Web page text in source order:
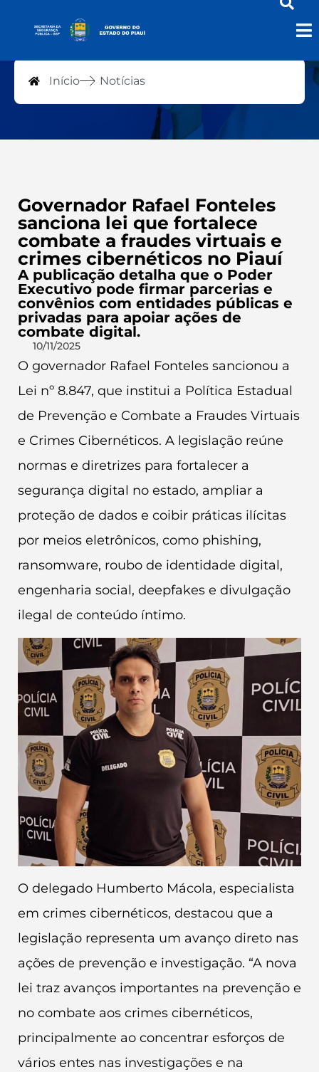
Notícias
Início Notícias
Governador Rafael Fonteles
sanciona lei que fortalece
combate a fraudes virtuais e
crimes cibernéticos no Piauí
A publicação detalha que o Poder
Executivo pode firmar parcerias e
convênios com entidades públicas e
privadas para apoiar ações de
combate digital.
10/11/2025
O governador Rafael Fonteles sancionou a
Lei nº 8.847, que institui a Política Estadual
de Prevenção e Combate a Fraudes Virtuais
e Crimes Cibernéticos. A legislação reúne
normas e diretrizes para fortalecer a
segurança digital no estado, ampliar a
proteção de dados e coibir práticas ilícitas
por meios eletrônicos, como phishing,
ransomware, roubo de identidade digital,
engenharia social, deepfakes e divulgação
ilegal de conteúdo íntimo.
O delegado Humberto Mácola, especialista
em crimes cibernéticos, destacou que a
legislação representa um avanço direto nas
ações de prevenção e investigação. “A nova
lei traz avanços importantes na prevenção e
no combate aos crimes cibernéticos,
principalmente ao concentrar esforços de
vários entes nas investigações e na